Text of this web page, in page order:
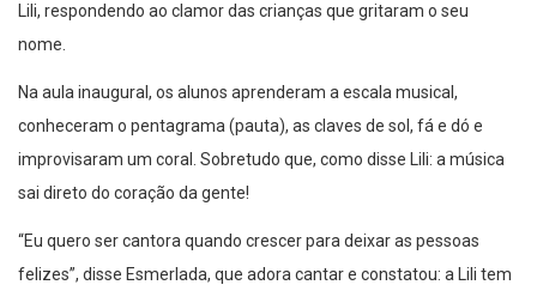
Lili, respondendo ao clamor das crianças que gritaram o seu
nome.
Na aula inaugural, os alunos aprenderam a escala musical,
conheceram o pentagrama (pauta), as claves de sol, fá e dó e
improvisaram um coral. Sobretudo que, como disse Lili: a música
sai direto do coração da gente!
“Eu quero ser cantora quando crescer para deixar as pessoas
felizes”, disse Esmerlada, que adora cantar e constatou: a Lili tem